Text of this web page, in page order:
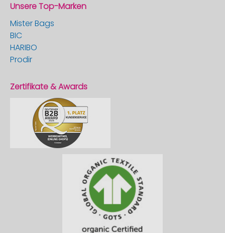
Unsere Top-Marken
Mister Bags
BIC
HARIBO
Prodir
Zertifikate & Awards